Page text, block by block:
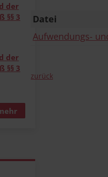
der
§§ 3
der
§§ 3
Datei
Aufwendungs-
zurück